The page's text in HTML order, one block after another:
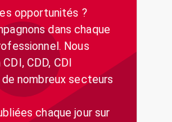
opportunités ?
dans chaque
Nous
CDD, CDI
nombreux secteurs
chaque jour sur